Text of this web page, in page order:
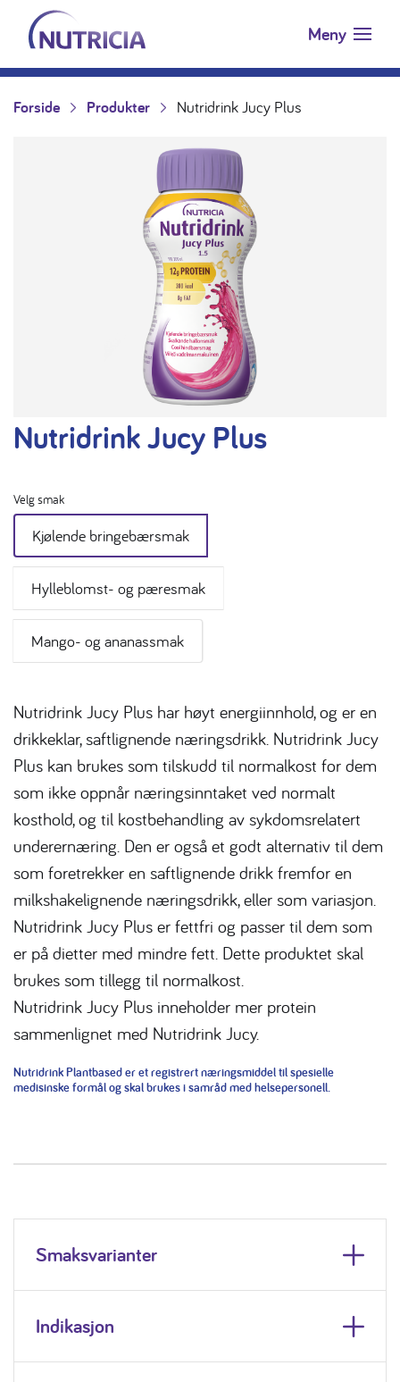
Hopp til innholdet
Nutricia.no Meny
Forside Produkter Nutridrink Jucy Plus
Nutridrink Jucy Plus
Velg smak
Kjølende bringebærsmak
Hylleblomst- og pæresmak
Mango- og ananassmak
Nutridrink Jucy Plus har høyt energiinnhold, og er en
drikkeklar, saftlignende næringsdrikk. Nutridrink Jucy
Plus kan brukes som tilskudd til normalkost for dem
som ikke oppnår næringsinntaket ved normalt
kosthold, og til kostbehandling av sykdomsrelatert
underernæring. Den er også et godt alternativ til dem
som foretrekker en saftlignende drikk fremfor en
milkshakelignende næringsdrikk, eller som variasjon.
Nutridrink Jucy Plus er fettfri og passer til dem som
er på dietter med mindre fett. Dette produktet skal
brukes som tillegg til normalkost.
Nutridrink Jucy Plus inneholder mer protein
sammenlignet med Nutridrink Jucy.
Nutridrink Plantbased er et registrert næringsmiddel til spesielle
medisinske formål og skal brukes i samråd med helsepersonell.
Smaksvarianter
Indikasjon